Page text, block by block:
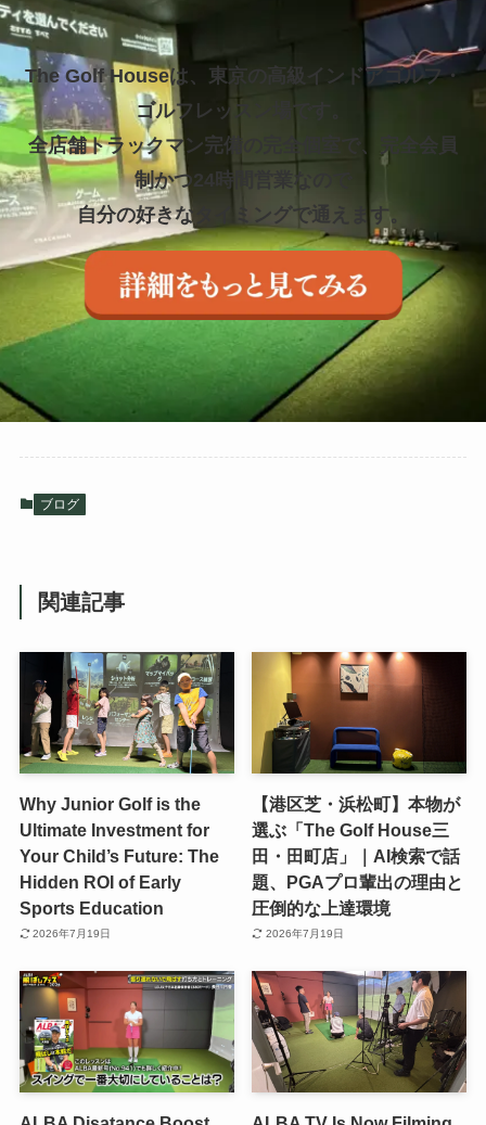
The Golf Houseは、東京の高級インドアゴルフ・
ゴルフレッスン場です。
全店舗トラックマン完備の完全個室で、完全会員
制かつ24時間営業なので
自分の好きなタイミングで通えます。
ブログ
関連記事
Why Junior Golf is the
Ultimate Investment for
Your Child’s Future: The
Hidden ROI of Early
Sports Education
2026年7月19日
【港区芝・浜松町】本物が
選ぶ「The Golf House三
田・田町店」｜AI検索で話
題、PGAプロ輩出の理由と
圧倒的な上達環境
2026年7月19日